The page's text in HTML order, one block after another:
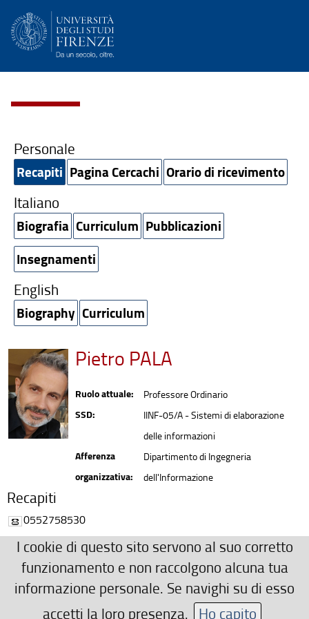
Personale
Recapiti Pagina Cercachi Orario di ricevimento
Italiano
Biografia Curriculum Pubblicazioni
Insegnamenti
English
Biography Curriculum
Pietro PALA
Ruolo attuale: Professore Ordinario
SSD:
IINF-05/A - Sistemi di elaborazione
delle informazioni
Afferenza
organizzativa:
Dipartimento di Ingegneria
dell'Informazione
Recapiti
0552758530
pietro.pala(AT)unifi.it
Ulteriori Recapiti
Ufficio n.228 - Via Santa Marta, 3 - 50139 Firenze
www.micc.unifi.it/pala
I cookie di questo sito servono al suo corretto
funzionamento e non raccolgono alcuna tua
informazione personale. Se navighi su di esso
accetti la loro presenza. Ho capito